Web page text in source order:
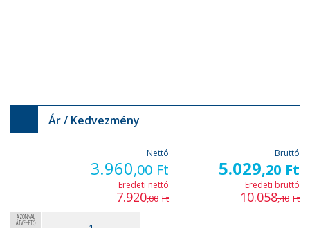
Ár / Kedvezmény
Nettó
3.960,00 Ft
Bruttó
5.029,20 Ft
Eredeti nettó
7.920,00 Ft
Eredeti bruttó
10.058,40 Ft
AZONNAL
ÁTVEHETŐ